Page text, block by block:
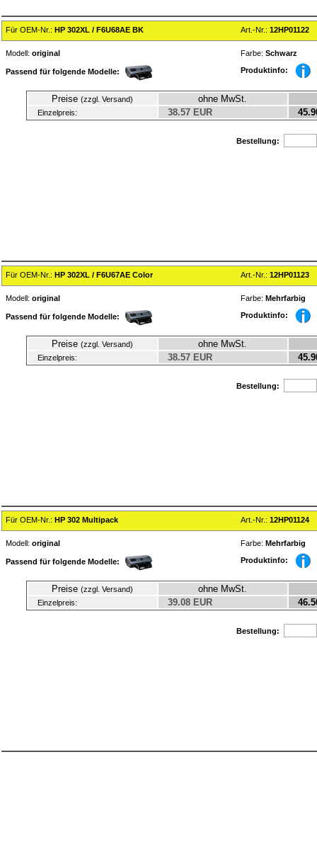
Für OEM-Nr.: HP 302XL / F6U68AE BK Art.-Nr.: 12HP01122
Modell: original Farbe: Schwarz
Passend für folgende Modelle: Produktinfo:
Preise (zzgl. Versand) ohne MwSt.
Einzelpreis: 38.57 EUR
Bestellung:
Für OEM-Nr.: HP 302XL / F6U67AE Color Art.-Nr.: 12HP01123
Modell: original Farbe: Mehrfarbig
Passend für folgende Modelle: Produktinfo:
Preise (zzgl. Versand) ohne MwSt.
Einzelpreis: 38.57 EUR
Bestellung:
Für OEM-Nr.: HP 302 Multipack Art.-Nr.: 12HP01124
Modell: original Farbe: Mehrfarbig
Passend für folgende Modelle: Produktinfo:
Preise (zzgl. Versand) ohne MwSt.
Einzelpreis: 39.08 EUR
Bestellung: